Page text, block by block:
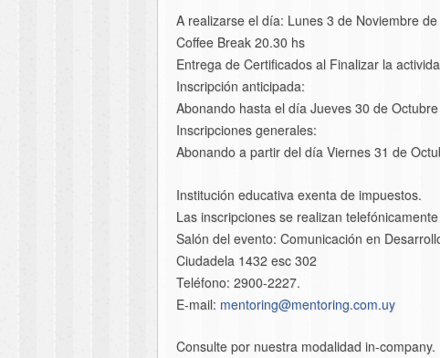
A realizarse el día: Lunes 3 de Noviembre
Coffee Break 20.30 hs
Entrega de Certificados al Finalizar la
Inscripción anticipada:
Abonando hasta el día Jueves 30 de
Inscripciones generales:
Abonando a partir del día Viernes 31 de
Institución educativa exenta de impuestos.
Las inscripciones se realizan
Salón del evento: Comunicación en
Ciudadela 1432 esc 302
Teléfono: 2900-2227.
E-mail: mentoring@mentoring.com.uy
Consulte por nuestra modalidad in-company.